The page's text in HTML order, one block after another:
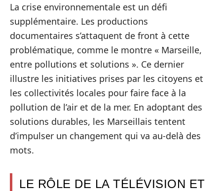
La crise environnementale est un défi
supplémentaire. Les productions
documentaires s’attaquent de front à cette
problématique, comme le montre « Marseille,
entre pollutions et solutions ». Ce dernier
illustre les initiatives prises par les citoyens et
les collectivités locales pour faire face à la
pollution de l’air et de la mer. En adoptant des
solutions durables, les Marseillais tentent
d’impulser un changement qui va au-delà des
mots.
LE RÔLE DE LA TÉLÉVISION ET